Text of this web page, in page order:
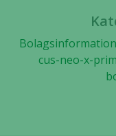
Bolagsinformation
cus-neo-x-